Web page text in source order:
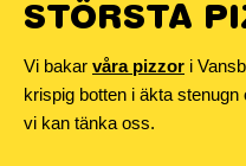
STÖRSTA
Vi bakar våra pizzor i
krispig botten i äkta
vi kan tänka oss.